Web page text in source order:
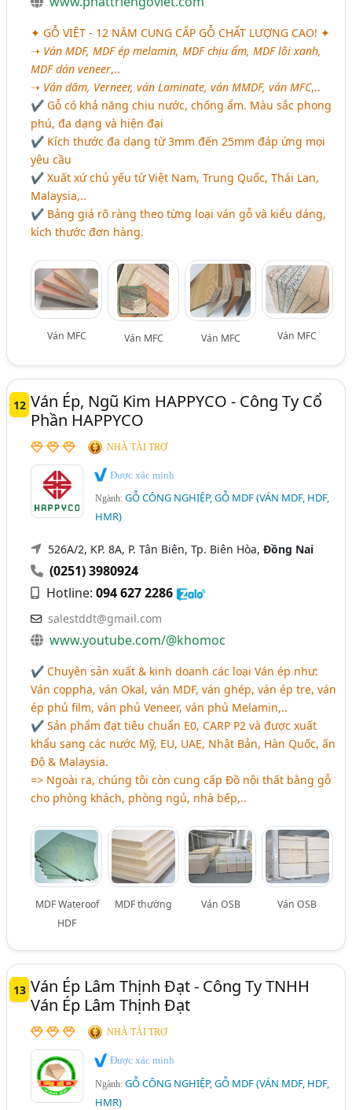
✦ GỖ VIỆT - 12 NĂM CUNG CẤP GỖ CHẤT LƯỢNG CAO! ✦
➝ Ván MDF, MDF ép melamin, MDF chịu ẩm, MDF lõi xanh,
MDF dán veneer,..
➝ Ván dăm, Verneer, ván Laminate, ván MMDF, ván MFC,..
✔ Gỗ có khả năng chịu nước, chống ẩm. Màu sắc phong
phú, đa dạng và hiện đại
✔ Kích thước đa dạng từ 3mm đến 25mm đáp ứng mọi
yêu cầu
✔ Xuất xứ chủ yếu từ Việt Nam, Trung Quốc, Thái Lan,
Malaysia,..
✔ Bảng giá rõ ràng theo từng loại ván gỗ và kiểu dáng,
kích thước đơn hàng.
Ván MFC Ván MFC Ván MFC Ván MFC
12 Ván Ép, Ngũ Kim HAPPYCO - Công Ty Cổ
Phần HAPPYCO
NHÀ TÀI TRỢ
Được xác minh
Ngành:GỖ CÔNG NGHIỆP, GỖ MDF (VÁN MDF, HDF,
HMR)
526A/2, KP. 8A, P. Tân Biên, Tp. Biên Hòa,Đồng Nai
(0251) 3980924
Hotline:094 627 2286
salestddt@gmail.com
www.youtube.com/@khomoc
✔ Chuyên sản xuất & kinh doanh các loại Ván ép như:
Ván coppha, ván Okal, ván MDF, ván ghép, ván ép tre, ván
ép phủ film, ván phủ Veneer, ván phủ Melamin,..
✔ Sản phẩm đạt tiêu chuẩn E0, CARP P2 và được xuất
khẩu sang các nước Mỹ, EU, UAE, Nhật Bản, Hàn Quốc, ấn
Độ & Malaysia.
=> Ngoài ra, chúng tôi còn cung cấp Đồ nội thất bằng gỗ
cho phòng khách, phòng ngủ, nhà bếp,..
MDF Wateroof
HDF
MDF thường Ván OSB Ván OSB
13 Ván Ép Lâm Thịnh Đạt - Công Ty TNHH
Ván Ép Lâm Thịnh Đạt
NHÀ TÀI TRỢ
Được xác minh
Ngành:GỖ CÔNG NGHIỆP, GỖ MDF (VÁN MDF, HDF,
HMR)